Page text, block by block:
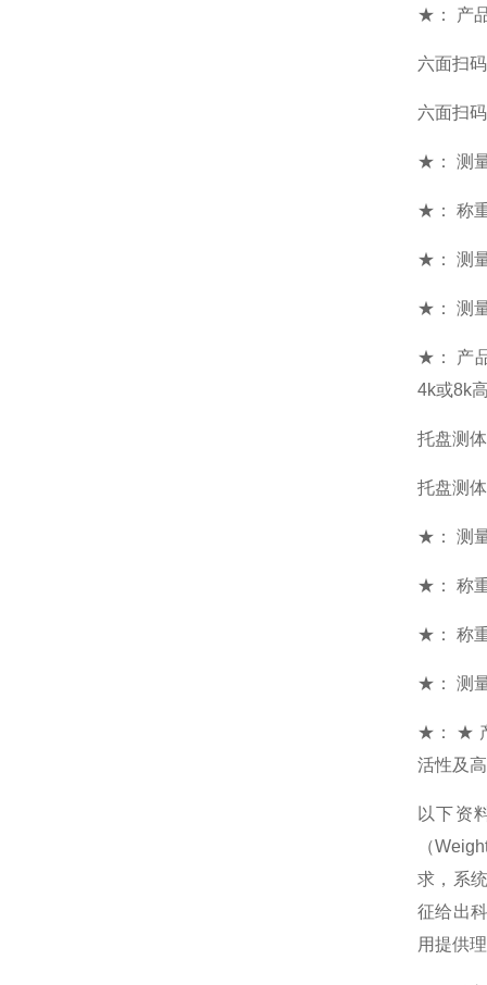
★： 产
六面扫
六面扫
★： 测
★： 称
★： 测
★： 测
★： 产
4k或8k
托盘测
托盘测
★： 测
★： 称
★： 称
★： 测
★： ★
活性及
以下资
（
求，系
征给出
用提供